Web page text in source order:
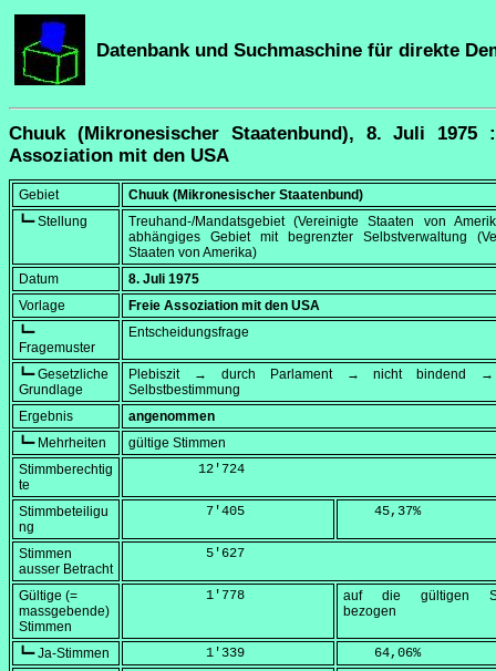
Datenbank und Suchmaschine für direkte
Chuuk (Mikronesischer Staatenbund), 8. Juli 1975
Assoziation mit den USA
Gebiet
Chuuk (Mikronesischer Staatenbund)
┗━ Stellung
Treuhand-/Mandatsgebiet (Vereinigte Staaten von
abhängiges Gebiet mit begrenzter Selbstverwaltung
Staaten von Amerika)
Datum
8. Juli 1975
Vorlage
Freie Assoziation mit den USA
┗━
Fragemuster
Entscheidungsfrage
┗━ Gesetzliche
Grundlage
Plebiszit → durch Parlament → nicht bindend →
Selbstbestimmung
Ergebnis
angenommen
┗━ Mehrheiten
gültige Stimmen
Stimmberechtig
te
         12'724
Stimmbeteiligu
ng
          7'405
    45,37
%
Stimmen
ausser Betracht
          5'627
Gültige (=
massgebende)
Stimmen
          1'778
auf die gültigen
bezogen
┗━ Ja-Stimmen
          1'339
    64,06
%